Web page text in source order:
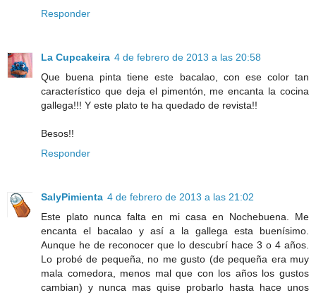
Responder
La Cupcakeira 4 de febrero de 2013 a las 20:58
Que buena pinta tiene este bacalao, con ese color tan
característico que deja el pimentón, me encanta la cocina
gallega!!! Y este plato te ha quedado de revista!!
Besos!!
Responder
SalyPimienta 4 de febrero de 2013 a las 21:02
Este plato nunca falta en mi casa en Nochebuena. Me
encanta el bacalao y así a la gallega esta buenísimo.
Aunque he de reconocer que lo descubrí hace 3 o 4 años.
Lo probé de pequeña, no me gusto (de pequeña era muy
mala comedora, menos mal que con los años los gustos
cambian) y nunca mas quise probarlo hasta hace unos